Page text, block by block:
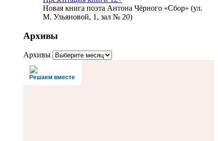
Новая книга поэта Антона Чёрного «Сбор» (ул.
М. Ульяновой, 1, зал № 20)
Архивы
Архивы
Решаем вместе